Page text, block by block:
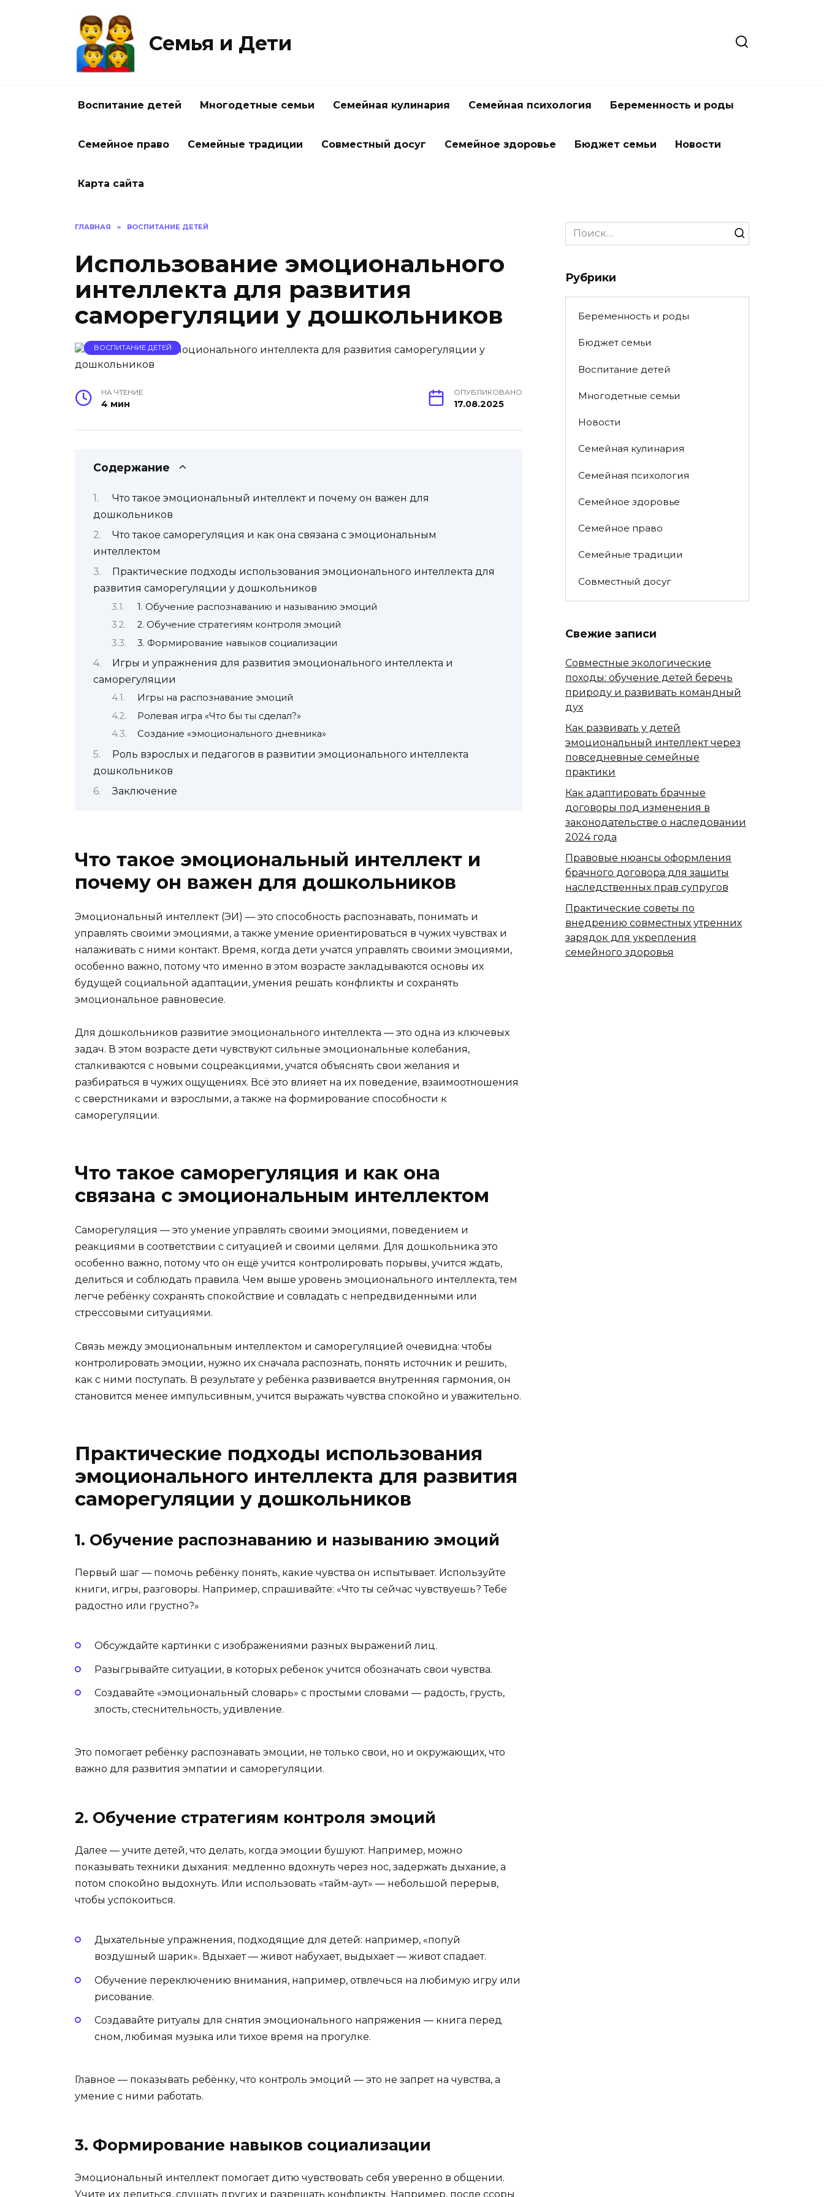
Семья и Дети
Воспитание детей Многодетные семьи Семейная кулинария Семейная психология Беременность и роды
Семейное право Семейные традиции Совместный досуг Семейное здоровье Бюджет семьи Новости
Карта сайта
ГЛАВНАЯ » ВОСПИТАНИЕ ДЕТЕЙ
Использование эмоционального
интеллекта для развития
саморегуляции у дошкольников
ВОСПИТАНИЕ ДЕТЕЙ
НА ЧТЕНИЕ
4 мин
ОПУБЛИКОВАНО
17.08.2025
Содержание
Что такое эмоциональный интеллект и почему он важен для
дошкольников
Что такое саморегуляция и как она связана с эмоциональным
интеллектом
Практические подходы использования эмоционального интеллекта для
развития саморегуляции у дошкольников
1. Обучение распознаванию и называнию эмоций
2. Обучение стратегиям контроля эмоций
3. Формирование навыков социализации
Игры и упражнения для развития эмоционального интеллекта и
саморегуляции
Игры на распознавание эмоций
Ролевая игра «Что бы ты сделал?»
Создание «эмоционального дневника»
Роль взрослых и педагогов в развитии эмоционального интеллекта
дошкольников
Заключение
Что такое эмоциональный интеллект и
почему он важен для дошкольников
Эмоциональный интеллект (ЭИ) — это способность распознавать, понимать и
управлять своими эмоциями, а также умение ориентироваться в чужих чувствах и
налаживать с ними контакт. Время, когда дети учатся управлять своими эмоциями,
особенно важно, потому что именно в этом возрасте закладываются основы их
будущей социальной адаптации, умения решать конфликты и сохранять
эмоциональное равновесие.
Для дошкольников развитие эмоционального интеллекта — это одна из ключевых
задач. В этом возрасте дети чувствуют сильные эмоциональные колебания,
сталкиваются с новыми соцреакциями, учатся объяснять свои желания и
разбираться в чужих ощущениях. Всё это влияет на их поведение, взаимоотношения
с сверстниками и взрослыми, а также на формирование способности к
саморегуляции.
Что такое саморегуляция и как она
связана с эмоциональным интеллектом
Саморегуляция — это умение управлять своими эмоциями, поведением и
реакциями в соответствии с ситуацией и своими целями. Для дошкольника это
особенно важно, потому что он ещё учится контролировать порывы, учится ждать,
делиться и соблюдать правила. Чем выше уровень эмоционального интеллекта, тем
легче ребёнку сохранять спокойствие и совладать с непредвиденными или
стрессовыми ситуациями.
Связь между эмоциональным интеллектом и саморегуляцией очевидна: чтобы
контролировать эмоции, нужно их сначала распознать, понять источник и решить,
как с ними поступать. В результате у ребёнка развивается внутренняя гармония, он
становится менее импульсивным, учится выражать чувства спокойно и уважительно.
Практические подходы использования
эмоционального интеллекта для развития
саморегуляции у дошкольников
1. Обучение распознаванию и называнию эмоций
Первый шаг — помочь ребёнку понять, какие чувства он испытывает. Используйте
книги, игры, разговоры. Например, спрашивайте: «Что ты сейчас чувствуешь? Тебе
радостно или грустно?»
Обсуждайте картинки с изображениями разных выражений лиц.
Разыгрывайте ситуации, в которых ребенок учится обозначать свои чувства.
Создавайте «эмоциональный словарь» с простыми словами — радость, грусть,
злость, стеснительность, удивление.
Это помогает ребёнку распознавать эмоции, не только свои, но и окружающих, что
важно для развития эмпатии и саморегуляции.
2. Обучение стратегиям контроля эмоций
Далее — учите детей, что делать, когда эмоции бушуют. Например, можно
показывать техники дыхания: медленно вдохнуть через нос, задержать дыхание, а
потом спокойно выдохнуть. Или использовать «тайм-аут» — небольшой перерыв,
чтобы успокоиться.
Дыхательные упражнения, подходящие для детей: например, «попуй
воздушный шарик». Вдыхает — живот набухает, выдыхает — живот спадает.
Обучение переключению внимания, например, отвлечься на любимую игру или
рисование.
Создавайте ритуалы для снятия эмоционального напряжения — книга перед
сном, любимая музыка или тихое время на прогулке.
Главное — показывать ребёнку, что контроль эмоций — это не запрет на чувства, а
умение с ними работать.
3. Формирование навыков социализации
Эмоциональный интеллект помогает дитю чувствовать себя уверенно в общении.
Учите их делиться, слушать других и разрешать конфликты. Например, после ссоры
Search
for:
Рубрики
Беременность и роды
Бюджет семьи
Воспитание детей
Многодетные семьи
Новости
Семейная кулинария
Семейная психология
Семейное здоровье
Семейное право
Семейные традиции
Совместный досуг
Свежие записи
Совместные экологические
походы: обучение детей беречь
природу и развивать командный
дух
Как развивать у детей
эмоциональный интеллект через
повседневные семейные
практики
Как адаптировать брачные
договоры под изменения в
законодательстве о наследовании
2024 года
Правовые нюансы оформления
брачного договора для защиты
наследственных прав супругов
Практические советы по
внедрению совместных утренних
зарядок для укрепления
семейного здоровья